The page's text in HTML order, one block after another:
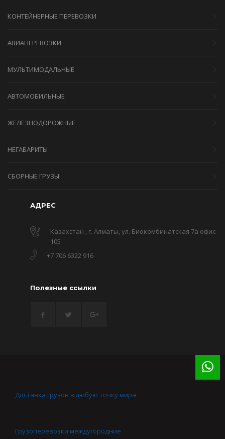
КОНТЕЙНЕРНЫЕ ПЕРЕВОЗКИ
АВИАПЕРЕВОЗКИ
МУЛЬТИМОДАЛЬНЫЕ
АВТОМОБИЛЬНЫЕ
ЖЕЛЕЗНОДОРОЖНЫЕ
НЕГАБАРИТЫ
СБОРНЫЕ ГРУЗЫ
АДРЕС
Казахстан , г. Алматы, ул. Биокомбинатская 7а офис
105
+7 706 6322 916
Полезные ссылки
Доставка грузов в любую точку мира
Грузоперевозки междугородние